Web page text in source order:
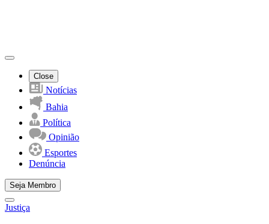
Close
Notícias
Bahia
Política
Opinião
Esportes
Denúncia
Seja Membro
Justiça